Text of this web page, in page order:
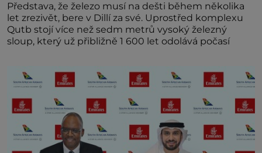
Představa, že železo musí na dešti během několika
let zrezivět, bere v Dillí za své. Uprostřed komplexu
Qutb stojí více než sedm metrů vysoký železný
sloup, který už přibližně 1 600 let odolává počasí